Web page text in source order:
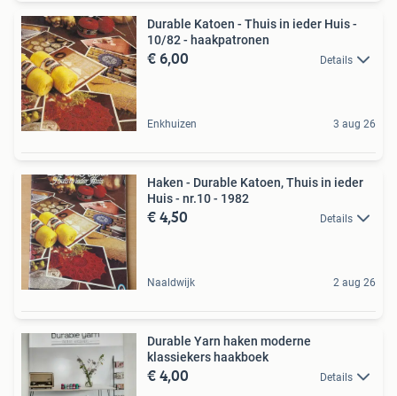
Durable Katoen - Thuis in ieder Huis -
10/82 - haakpatronen
€ 6,00 Details
Enkhuizen 3 aug 26
Haken - Durable Katoen, Thuis in ieder
Huis - nr.10 - 1982
€ 4,50 Details
Naaldwijk 2 aug 26
Durable Yarn haken moderne
klassiekers haakboek
€ 4,00 Details